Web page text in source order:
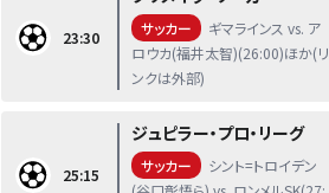
23:30 サッカー
ギマラインス vs. ア
ロウカ(福井太智)(26:00)ほか(リ
ンクは外部)
25:15
ジュピラー・プロ・リーグ
サッカー
シント=トロイデン